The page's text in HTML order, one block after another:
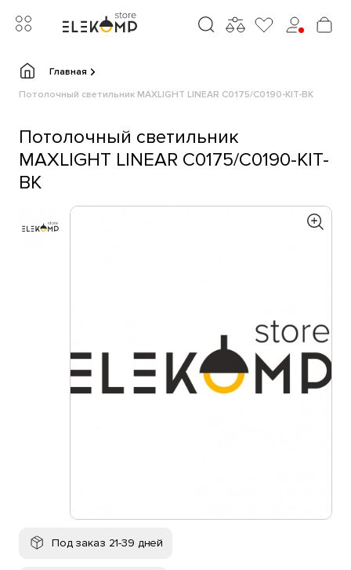
Главная
Потолочный светильник MAXLIGHT LINEAR C0175/C0190-KIT-BK
Потолочный светильник
MAXLIGHT LINEAR C0175/C0190-KIT-
BK
Под заказ 21-39 дней